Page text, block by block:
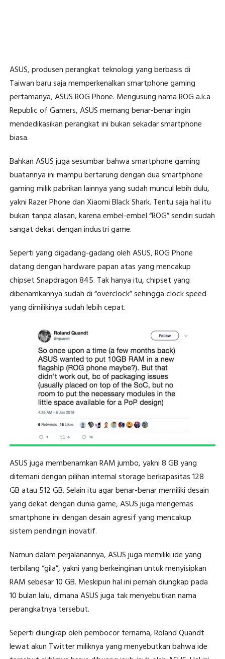
ASUS, produsen perangkat teknologi yang berbasis di
Taiwan baru saja memperkenalkan smartphone gaming
pertamanya, ASUS ROG Phone. Mengusung nama ROG a.k.a
Republic of Gamers, ASUS memang benar-benar ingin
mendedikasikan perangkat ini bukan sekadar smartphone
biasa.
Bahkan ASUS juga sesumbar bahwa smartphone gaming
buatannya ini mampu bertarung dengan dua smartphone
gaming milik pabrikan lainnya yang sudah muncul lebih dulu,
yakni Razer Phone dan Xiaomi Black Shark. Tentu saja hal itu
bukan tanpa alasan, karena embel-embel “ROG” sendiri sudah
sangat dekat dengan industri game.
Seperti yang digadang-gadang oleh ASUS, ROG Phone
datang dengan hardware papan atas yang mencakup
chipset Snapdragon 845. Tak hanya itu, chipset yang
dibenamkannya sudah di “overclock” sehingga clock speed
yang dimilikinya sudah lebih cepat.
ASUS juga membenamkan RAM jumbo, yakni 8 GB yang
ditemani dengan pilihan internal storage berkapasitas 128
GB atau 512 GB. Selain itu agar benar-benar memiliki desain
yang dekat dengan dunia game, ASUS juga mengemas
smartphone ini dengan desain agresif yang mencakup
sistem pendingin inovatif.
Namun dalam perjalanannya, ASUS juga memiliki ide yang
terbilang “gila”, yakni yang berkeinginan untuk menyisipkan
RAM sebesar 10 GB. Meskipun hal ini pernah diungkap pada
10 bulan lalu, dimana ASUS juga tak menyebutkan nama
perangkatnya tersebut.
Seperti diungkap oleh pembocor ternama, Roland Quandt
lewat akun Twitter miliknya yang menyebutkan bahwa ide